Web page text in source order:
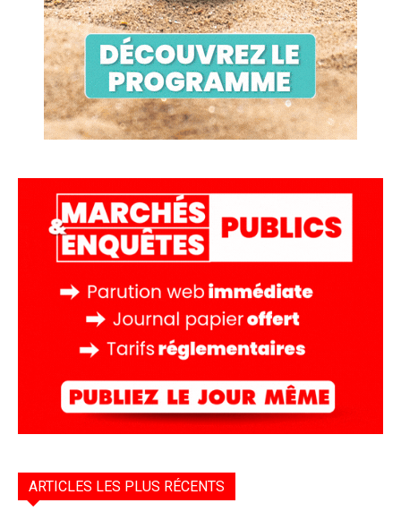
ARTICLES LES PLUS RÉCENTS